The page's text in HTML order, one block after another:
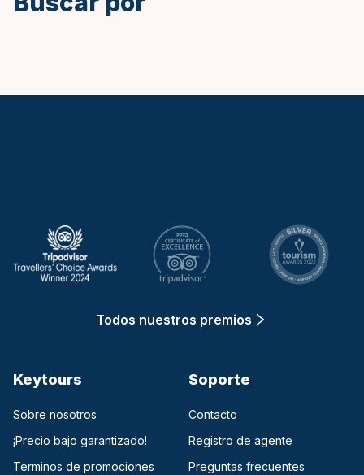
Todos nuestros premios
Keytours
Sobre nosotros
¡Precio bajo garantizado!
Terminos de promociones
Soporte
Contacto
Registro de agente
Preguntas frecuentes